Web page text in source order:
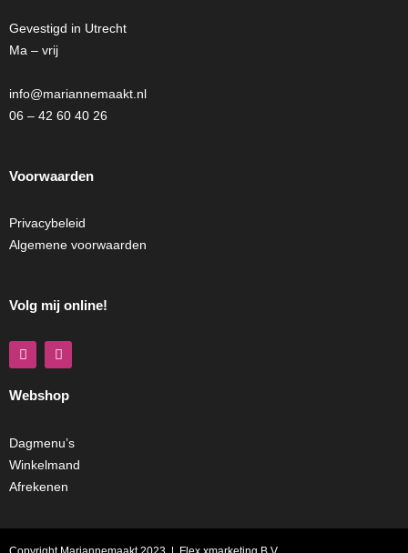
Gevestigd in Utrecht
Ma – vrij
info@mariannemaakt.nl
06 – 42 60 40 26
Voorwaarden
Privacybeleid
Algemene voorwaarden
Volg mij online!
F
a
c
e
b
k
I
n
s
a
a
Webshop
Dagmenu’s
Winkelmand
Afrekenen